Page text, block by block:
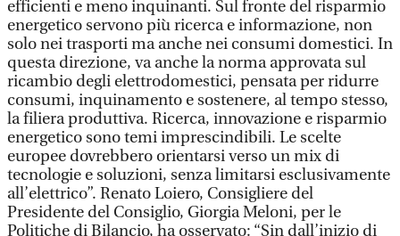
efficienti e meno inquinanti. Sul fronte del risparmio
energetico servono più ricerca e informazione, non
solo nei trasporti ma anche nei consumi domestici. In
questa direzione, va anche la norma approvata sul
ricambio degli elettrodomestici, pensata per ridurre
consumi, inquinamento e sostenere, al tempo stesso,
la filiera produttiva. Ricerca, innovazione e risparmio
energetico sono temi imprescindibili. Le scelte
europee dovrebbero orientarsi verso un mix di
tecnologie e soluzioni, senza limitarsi esclusivamente
all’elettrico”. Renato Loiero, Consigliere del
Presidente del Consiglio, Giorgia Meloni, per le
Politiche di Bilancio, ha osservato: “Sin dall’inizio di